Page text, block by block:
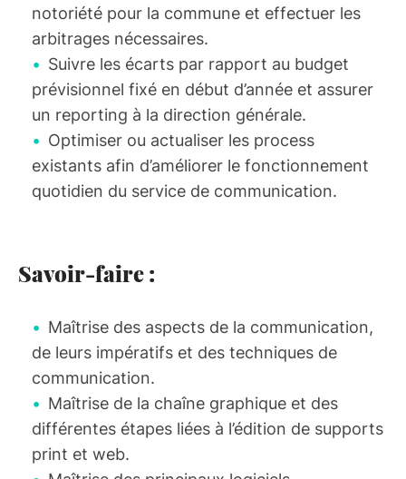
notoriété pour la commune et effectuer les
arbitrages nécessaires.
Suivre les écarts par rapport au budget
prévisionnel fixé en début d’année et assurer
un reporting à la direction générale.
Optimiser ou actualiser les process
existants afin d’améliorer le fonctionnement
quotidien du service de communication.
Savoir-faire :
Maîtrise des aspects de la communication,
de leurs impératifs et des techniques de
communication.
Maîtrise de la chaîne graphique et des
différentes étapes liées à l’édition de supports
print et web.